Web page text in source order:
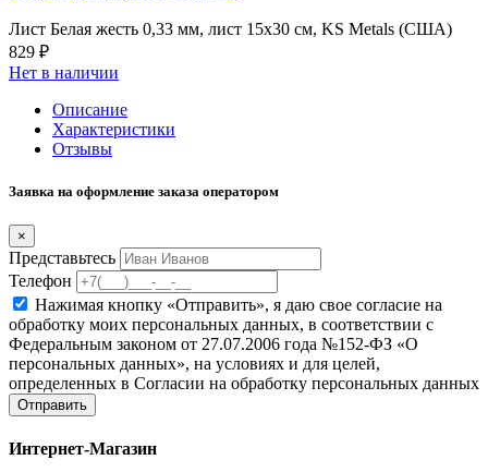
Лист Белая жесть 0,33 мм, лист 15х30 см, KS Metals (США)
829 ₽
Нет в наличии
Описание
Характеристики
Отзывы
Заявка на оформление заказа оператором
×
Представьтесь
Телефон
Нажимая кнопку «Отправить», я даю свое согласие на
обработку моих персональных данных, в соответствии с
Федеральным законом от 27.07.2006 года №152-ФЗ «О
персональных данных», на условиях и для целей,
определенных в Согласии на обработку персональных данных
Отправить
Интернет-Магазин